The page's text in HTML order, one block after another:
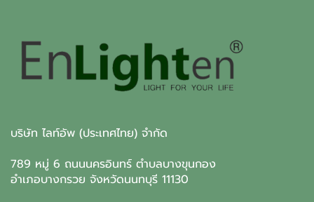
บริษัท ไลท์อัพ (ประเทศไทย) จำกัด
789 หมู่ 6 ถนนนครอินทร์ ตำบลบางขุนกอง
อำเภอบางกรวย จังหวัดนนทบุรี 11130